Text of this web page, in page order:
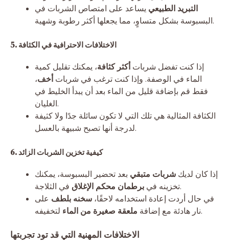
التبريد الطبيعي يساعد على امتصاص الشربات في
البسبوسة بشكل متساوٍ، مما يجعلها أكثر رطوبة وشهية.
5. الاختلافات الاحترافية في الكثافة
إذا كنت تفضل شربات أكثر كثافة، يمكنك تقليل كمية
الماء في الوصفة. وإذا كنت ترغب في شربات أخف،
فقط قم بإضافة قليل من الماء بعد أن يبدأ الخليط في
الغليان.
الكثافة المثالية هي تلك التي لا تكون سائلة جدًا ولا كثيفة
لدرجة أنها تصبح شبيهة بالعسل.
6. كيفية تخزين الشربات الزائد
إذا كان لديك شربات متبقي بعد تحضير البسبوسة، يمكنك
تخزينه في برطمان محكم الإغلاق
في الثلاجة.
في حال أردت إعادة استخدامه لاحقًا، سخنه بلطف على
نار هادئة مع إضافة ملعقة صغيرة من الماء لتخفيفه.
الاختلافات المهنية التي قد تود تجربتها